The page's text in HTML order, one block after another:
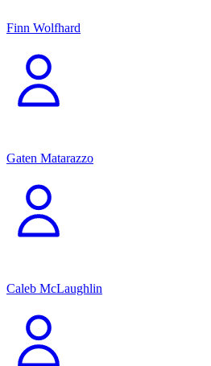
Finn Wolfhard
Gaten Matarazzo
Caleb McLaughlin